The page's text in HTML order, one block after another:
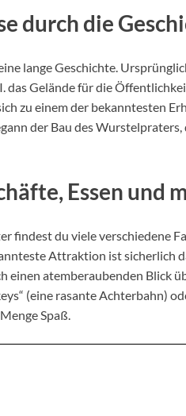
durch die
lange Geschichte.
das Gelände für die
zu einem der bekanntesten
der Bau des
Essen und
findest du viele verschiedene
Attraktion ist sicherlich
einen atemberaubenden Blick
(eine rasante Achterbahn)
Spaß.